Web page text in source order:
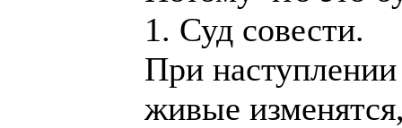
1. Суд совести.
При
живые